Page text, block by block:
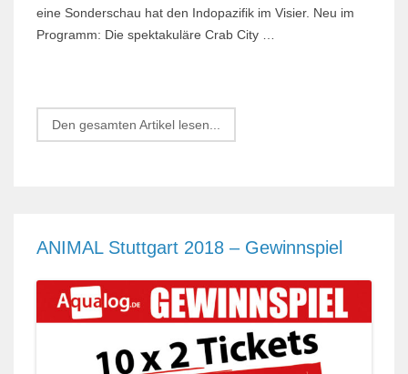
eine Sonderschau hat den Indopazifik im Visier. Neu im
Programm: Die spektakuläre Crab City …
Den gesamten Artikel lesen...
ANIMAL Stuttgart 2018 – Gewinnspiel